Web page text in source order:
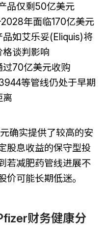
品仅剩50亿美元
年面临170亿美元
如艾乐妥(Eliquis)将
谈判影响
70亿美元收购
等管线仍处于早期
离
确实提供了较高的安
股息收益的保守型投
若减肥药管线进展不
可能长期低迷。
财务健康分